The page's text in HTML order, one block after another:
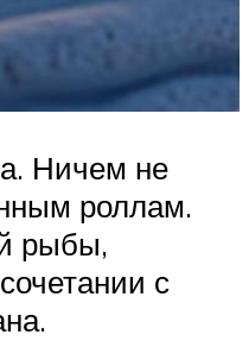
Ничем не
роллам.
рыбы,
с